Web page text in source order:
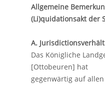
Allgemeine
(Li)quidationsakt der
A.
Das Königliche
[Ottobeuren] hat
gegenwärtig auf